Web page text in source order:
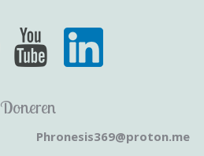
Doneren
Phronesis369@proton.me